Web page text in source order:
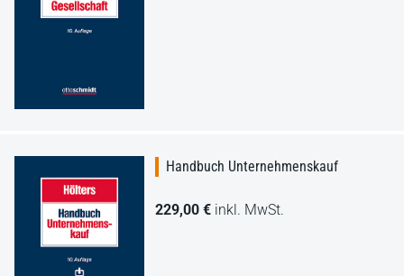
Handbuch Unternehmenskauf
229,00 € inkl. MwSt.